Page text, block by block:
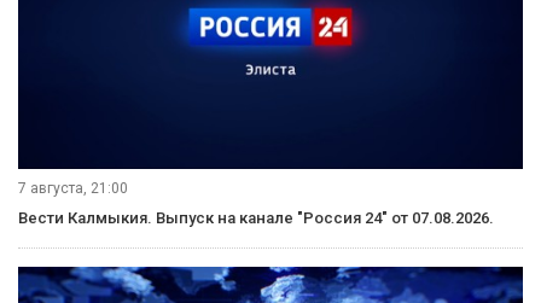
7 августа, 21:00
Вести Калмыкия. Выпуск на канале "Россия 24" от 07.08.2026.